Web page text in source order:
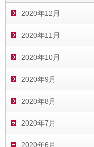
2020年12月
2020年11月
2020年10月
2020年9月
2020年8月
2020年7月
2020年6月